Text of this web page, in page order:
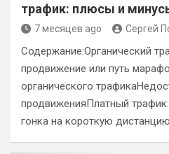
трафик: плюсы и
7 месяцев ago Сергей
Содержание:Органический
продвижение или путь
органического
продвиженияПлатный
гонка на короткую